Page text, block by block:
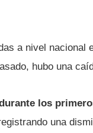
a nivel nacional
hubo una
los
una